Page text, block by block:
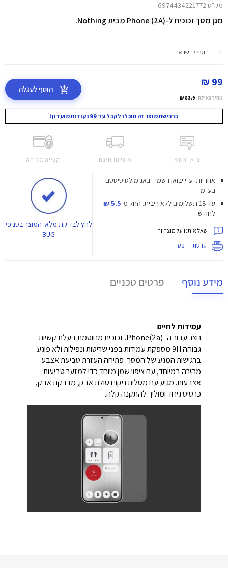
מק"ט 6974434221772
מגן מסך זכוכית ל-Phone (2A) מבית Nothing.
הוסף להשוואה
99 ₪
מחיר באילת: 83.9 ₪
הוסף לעגלה
ברכישת מוצר זה תוכלו לקבל עד 99 נקודות מועדון!
יבואן רשמי משלוח חינם קנייה בטוחה
אחריות: ע"י יבואן רשמי - באג מולטיסיסטם
בע"מ
עד 18 תשלומים ללא ריבית.
החל מ-5.5 ₪
לחודש.
שאל אותנו על מוצר זה
גרסת הדפסה
לחץלבדיקת מלאי המוצר בסניפי
BUG
מידע נוסף פרטים טכניים
עמידות לחיים
נוצר עבור ה- Phone(2a). זכוכית מחוסמת בעלת קשיות
גבוהה 9H מספקת עמידות בפני שריטות ונפילות ולא פוגע
ברגישות המגע של המסך. פתיחה העזרת טביעת אצבע
מהירה במיוחד, עם ציפוי שמן מיוחד כדי למזער טביעות
אצבעות. מגיע עם מטלית ניקוי נטולת אבק, מדבקת אבק,
כרטיס גירוד ומוליך להתקנה קלה.